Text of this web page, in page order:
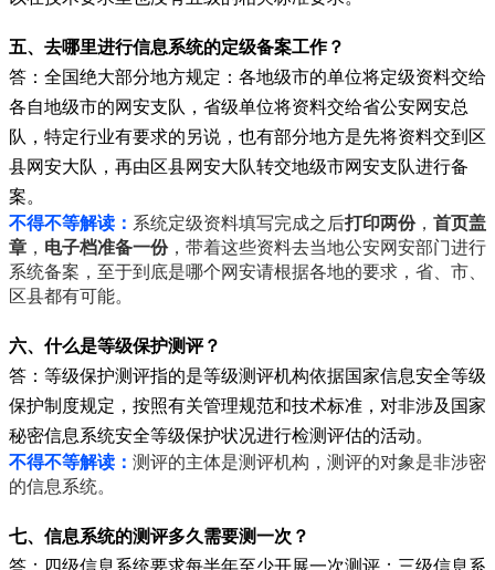
五、去哪里进行信息系统的定级备案工作？
答：全国绝大部分地方规定：各地级市的单位将定级资料交给
各自地级市的网安支队，省级单位将资料交给省公安网安总
队，特定行业有要求的另说，也有部分地方是先将资料交到区
县网安大队，再由区县网安大队转交地级市网安支队进行备
案。
不得不等解读： 系统定级资料填写完成之后打印两份， 首页盖
章 ， 电子档准备一份，带着这些资料去当地公安网安部门进行
系统备案，至于到底是哪个网安请根据各地的要求，省、市、
区县都有可能。
六、什么是等级保护测评？
答：等级保护测评指的是等级测评机构依据国家信息安全等级
保护制度规定，按照有关管理规范和技术标准，对非涉及国家
秘密信息系统安全等级保护状况进行检测评估的活动。
不得不等解读： 测评的主体是测评机构，测评的对象是非涉密
的信息系统。
七、信息系统的测评多久需要测一次？
答：四级信息系统要求每半年至少开展一次测评； 三级信息系